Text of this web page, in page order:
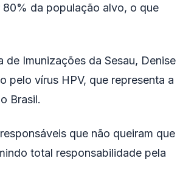
da população alvo, o que
Imunizações da Sesau, Denise
pelo vírus HPV, que representa a
Brasil.
que não queiram que
total responsabilidade pela